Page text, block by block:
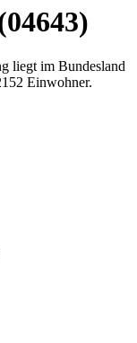
liegt im Bundesland
Einwohner.